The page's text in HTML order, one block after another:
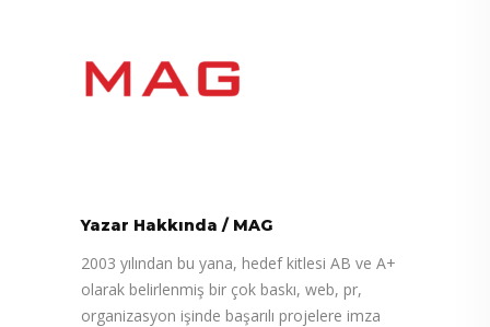
Yazar Hakkında / MAG
2003 yılından bu yana, hedef kitlesi AB ve A+
olarak belirlenmiş bir çok baskı, web, pr,
organizasyon işinde başarılı projelere imza